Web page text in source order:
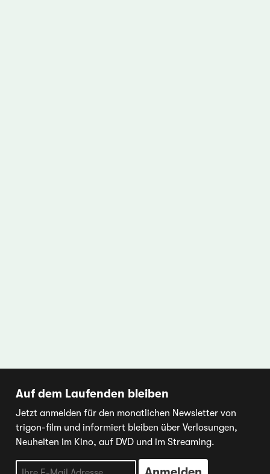
Auf dem Laufenden bleiben
Jetzt anmelden für den monatlichen Newsletter von
trigon-film und informiert bleiben über Verlosungen,
Neuheiten im Kino, auf DVD und im Streaming.